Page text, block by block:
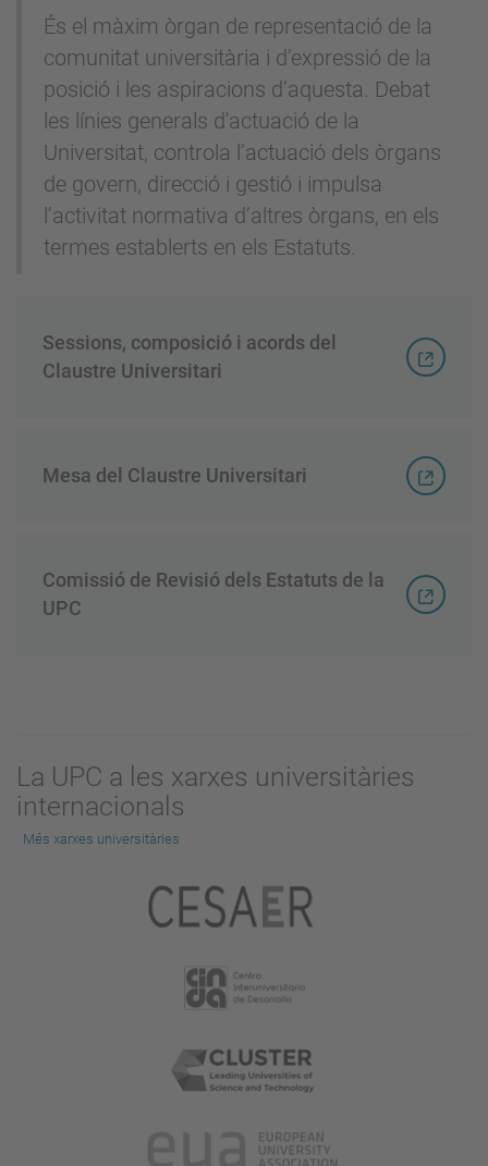
És el màxim òrgan de representació de la
comunitat universitària i d’expressió de la
posició i les aspiracions d’aquesta. Debat
les línies generals d'actuació de la
Universitat, controla l’actuació dels òrgans
de govern, direcció i gestió i impulsa
l’activitat normativa d’altres òrgans, en els
termes establerts en els Estatuts.
Sessions, composició i acords del
Claustre Universitari
Mesa del Claustre Universitari
Comissió de Revisió dels Estatuts de la
UPC
La UPC a les xarxes universitàries
internacionals
Més xarxes universitàries